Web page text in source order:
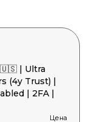
🇺🇸 | Ultra
(4y Trust) |
| 2FA |
Цена